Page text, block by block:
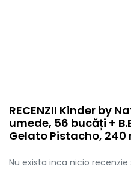
RECENZII Kinder by
umede, 56 bucăți +
Gelato Pistacho, 240
Nu exista inca nicio recenzie